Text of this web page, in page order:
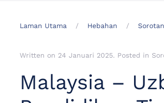
Laman Utama Hebahan
Written on 24 Januari 2025. Posted in
Malaysia –